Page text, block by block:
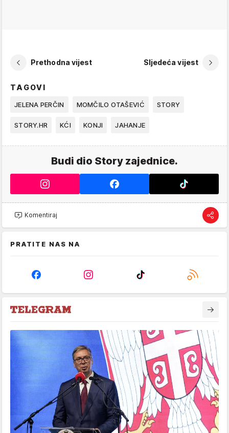
Prethodna vijest Sljedeća vijest
TAGOVI
JELENA PERČIN MOMČILO OTAŠEVIĆ STORY
STORY.HR KĆI KONJI JAHANJE
Budi dio Story zajednice.
Komentiraj
PRATITE NAS NA